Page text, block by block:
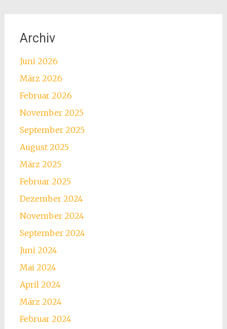
Archiv
Juni 2026
März 2026
Februar 2026
November 2025
September 2025
August 2025
März 2025
Februar 2025
Dezember 2024
November 2024
September 2024
Juni 2024
Mai 2024
April 2024
März 2024
Februar 2024